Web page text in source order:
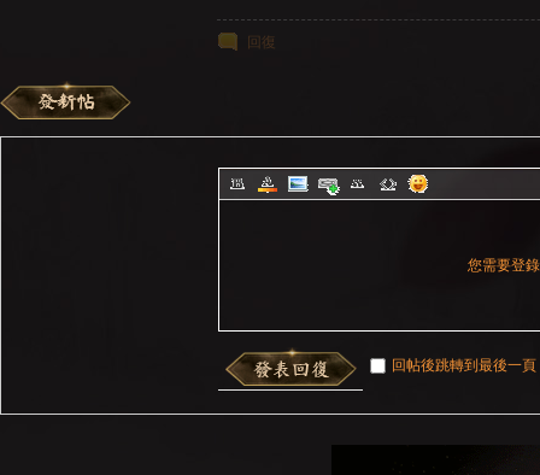
回復
您需要登
回帖後跳轉到最後一頁